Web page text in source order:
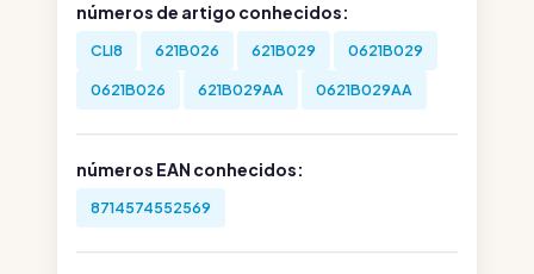
números de artigo conhecidos:
CLI8 621B026 621B029 0621B029
0621B026 621B029AA 0621B029AA
números EAN conhecidos:
8714574552569